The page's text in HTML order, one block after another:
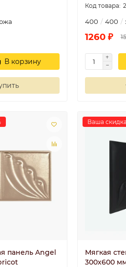
В корзину
400 400
1260 ₽
панель Angel
Ваша скидка
Мягкая
300х600